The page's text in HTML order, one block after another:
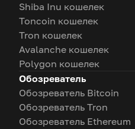
Shiba Inu кошелек
Toncoin кошелек
Tron кошелек
Avalanche кошелек
Polygon кошелек
Обозреватель
Обозреватель Bitcoin
Обозреватель Tron
Обозреватель Ethereum